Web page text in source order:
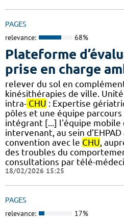
PAGES
relevance: 68%
Plateforme
prise en charge
relever du sol en
kinésithérapies de ville.
intra- CHU : Expertise
pôles et une équipe
intégrant [...] l'équipe mobile
intervenant, au sein
convention avec le CHU,
des troubles du
consultations par télé-
18/02/2026 15:25
PAGES
relevance: 17%